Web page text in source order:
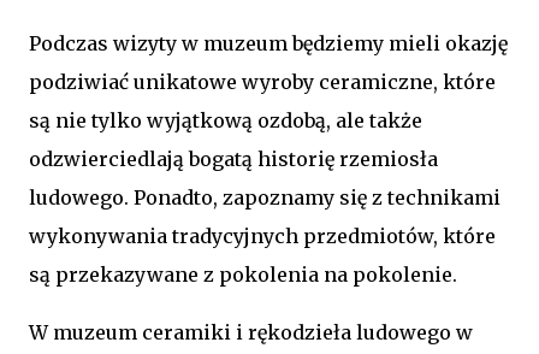
Podczas wizyty w muzeum będziemy mieli okazję
podziwiać unikatowe wyroby ceramiczne, które
są nie tylko wyjątkową ozdobą, ale także
odzwierciedlają bogatą historię rzemiosła
ludowego. Ponadto, zapoznamy się z technikami
wykonywania tradycyjnych przedmiotów, które
są przekazywane z pokolenia na pokolenie.
W muzeum ceramiki i rękodzieła ludowego w